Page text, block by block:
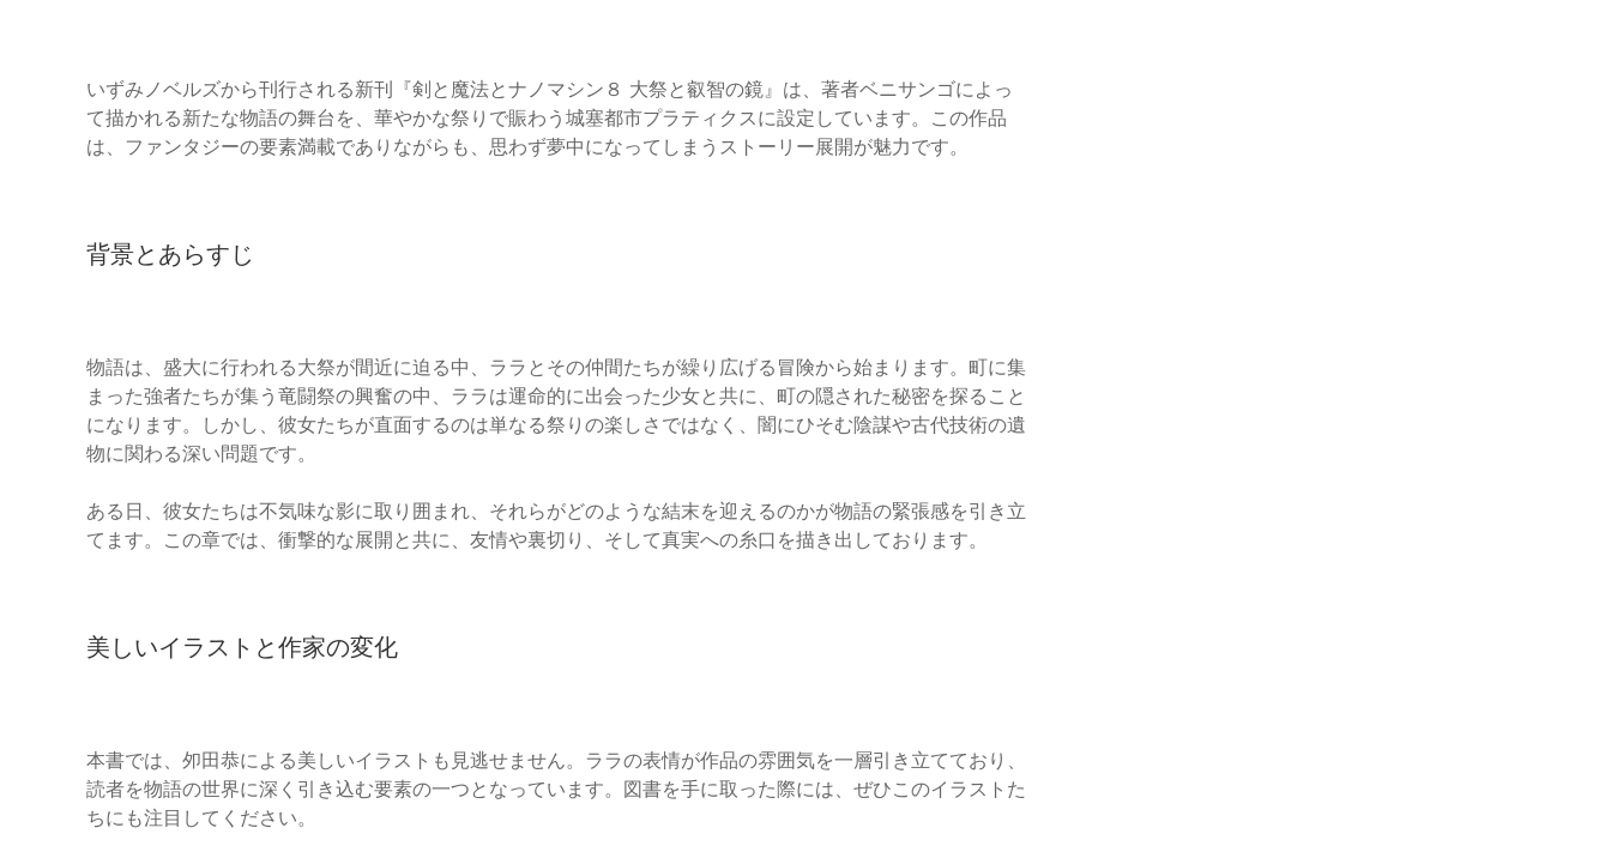
いずみノベルズから刊行される新刊『剣と魔法とナノマシン８ 大祭と叡智の鏡』は、著者ベニサンゴによっ
て描かれる新たな物語の舞台を、華やかな祭りで賑わう城塞都市プラティクスに設定しています。この作品
は、ファンタジーの要素満載でありながらも、思わず夢中になってしまうストーリー展開が魅力です。
背景とあらすじ
物語は、盛大に行われる大祭が間近に迫る中、ララとその仲間たちが繰り広げる冒険から始まります。町に集
まった強者たちが集う竜闘祭の興奮の中、ララは運命的に出会った少女と共に、町の隠された秘密を探ること
になります。しかし、彼女たちが直面するのは単なる祭りの楽しさではなく、闇にひそむ陰謀や古代技術の遺
物に関わる深い問題です。
ある日、彼女たちは不気味な影に取り囲まれ、それらがどのような結末を迎えるのかが物語の緊張感を引き立
てます。この章では、衝撃的な展開と共に、友情や裏切り、そして真実への糸口を描き出しております。
美しいイラストと作家の変化
本書では、夘田恭による美しいイラストも見逃せません。ララの表情が作品の雰囲気を一層引き立てており、
読者を物語の世界に深く引き込む要素の一つとなっています。図書を手に取った際には、ぜひこのイラストた
ちにも注目してください。